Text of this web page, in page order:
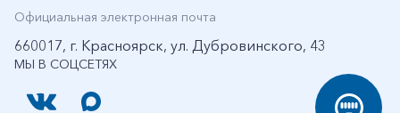
МЫ В СОЦСЕТЯХ
Официальная электронная почта
660017, г. Красноярск, ул. Дубровинского, 43